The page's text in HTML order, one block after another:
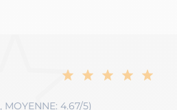
MOYENNE: 4.67/5)